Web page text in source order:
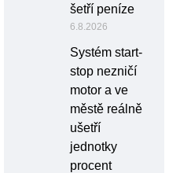
šetří peníze
6.8.2026
Systém start-
stop nezničí
motor a ve
městě reálně
ušetří
jednotky
procent